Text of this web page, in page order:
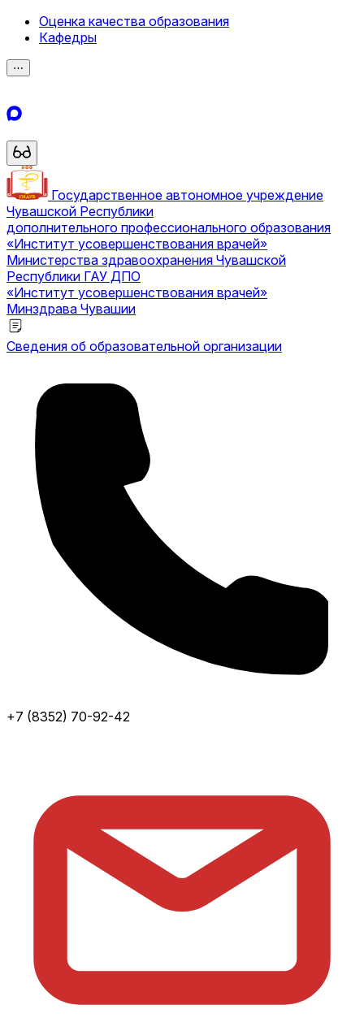
Оценка качества образования
Кафедры
⋯
Государственное автономное учреждение
Чувашской Республики
дополнительного профессионального образования
«Институт усовершенствования врачей»
Министерства здравоохранения Чувашской
Республики ГАУ ДПО
«Институт усовершенствования врачей»
Минздрава Чувашии
Сведения об образовательной организации
+7 (8352) 70-92-42